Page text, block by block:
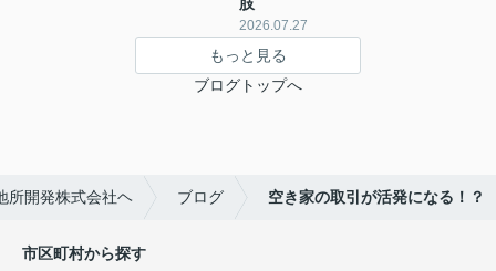
2026.07.27
もっと見る
ブログトップへ
所開発株式会社ヘ ブログ 空き家の取引が活発になる！？
市区町村から探す